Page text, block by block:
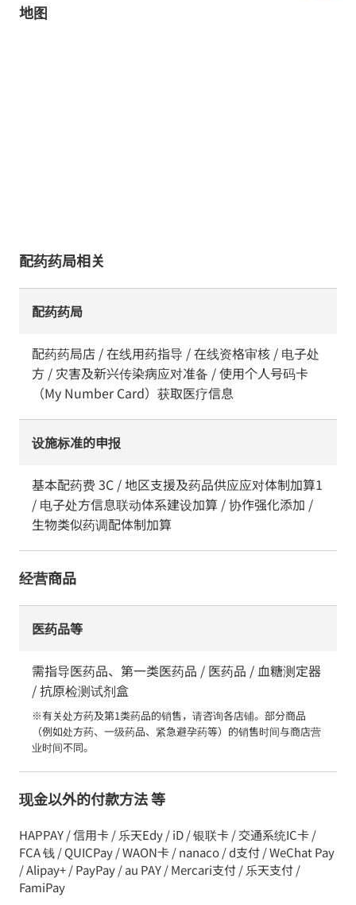
地图
配药药局相关
配药药局
配药药局店 / 在线用药指导 / 在线资格审核 / 电子处
方 / 灾害及新兴传染病应对准备 / 使用个人号码卡
（My Number Card）获取医疗信息
设施标准的申报
基本配药费 3C / 地区支援及药品供应应对体制加算1
/ 电子处方信息联动体系建设加算 / 协作强化添加 /
生物类似药调配体制加算
经营商品
医药品等
需指导医药品、第一类医药品 / 医药品 / 血糖测定器
/ 抗原检测试剂盒
※有关处方药及第1类药品的销售，请咨询各店铺。部分商品
（例如处方药、一级药品、紧急避孕药等）的销售时间与商店营
业时间不同。
现金以外的付款方法 等
HAPPAY / 信用卡 / 乐天Edy / iD / 银联卡 / 交通系统IC卡 /
FCA 钱 / QUICPay / WAON卡 / nanaco / d支付 / WeChat Pay
/ Alipay+ / PayPay / au PAY / Mercari支付 / 乐天支付 /
FamiPay